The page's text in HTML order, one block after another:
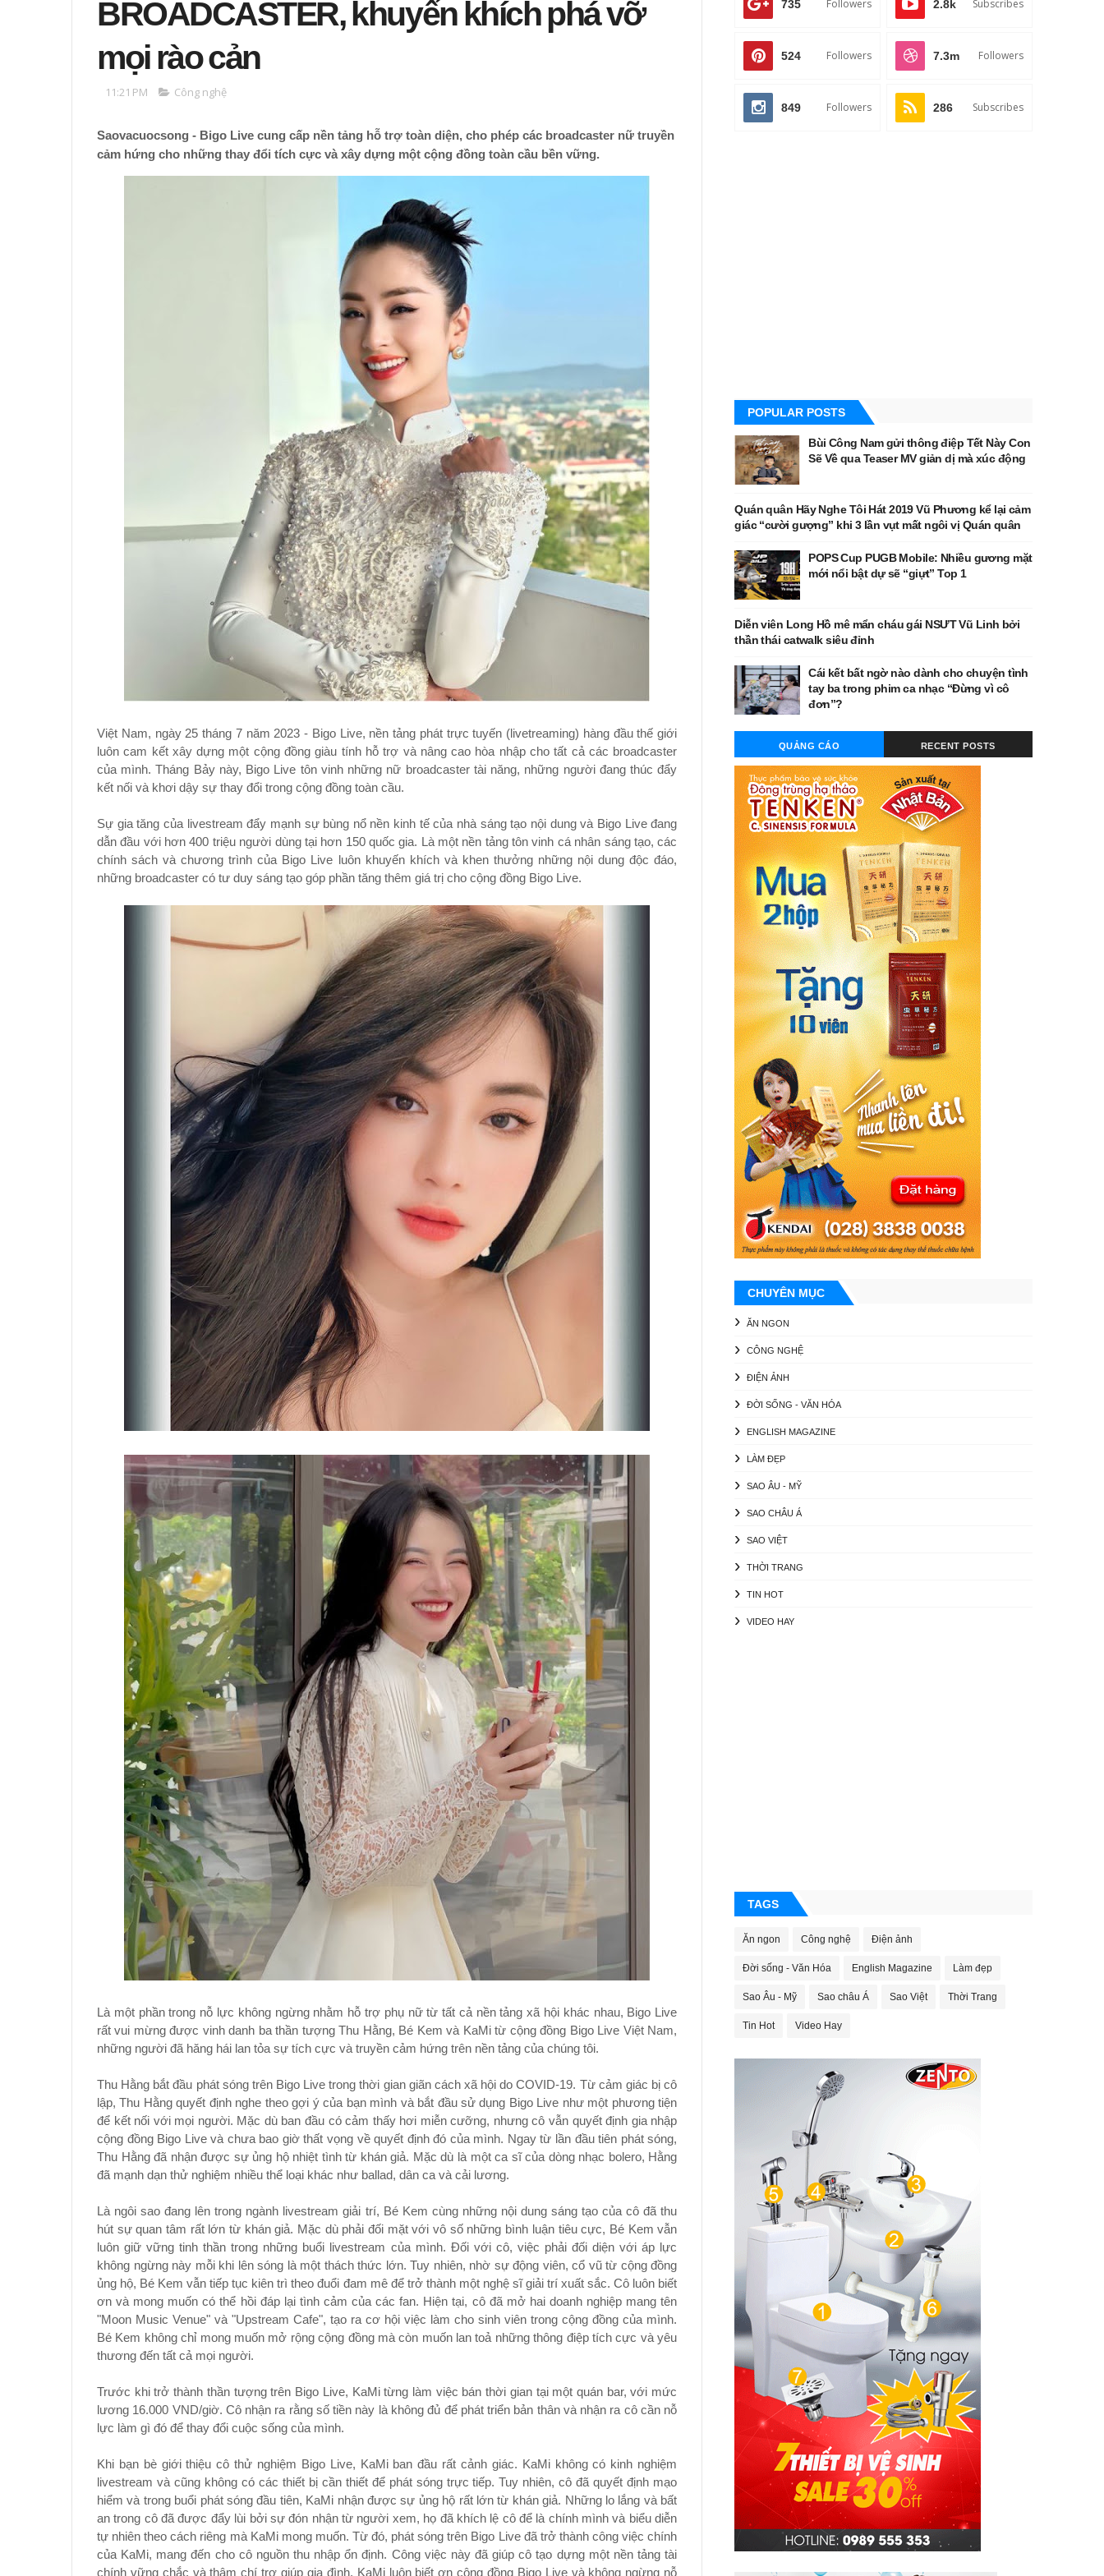
BROADCASTER, khuyến khích phá vỡ
mọi rào cản
11:21 PM Công nghệ
Saovacuocsong - Bigo Live cung cấp nền tảng hỗ trợ toàn diện, cho phép các broadcaster nữ truyền
cảm hứng cho những thay đổi tích cực và xây dựng một cộng đồng toàn cầu bền vững.
Việt Nam, ngày 25 tháng 7 năm 2023 - Bigo Live, nền tảng phát trực tuyến (livetreaming) hàng đầu thế giới
luôn cam kết xây dựng một cộng đồng giàu tính hỗ trợ và nâng cao hòa nhập cho tất cả các broadcaster
của mình. Tháng Bảy này, Bigo Live tôn vinh những nữ broadcaster tài năng, những người đang thúc đẩy
kết nối và khơi dậy sự thay đổi trong cộng đồng toàn cầu.
Sự gia tăng của livestream đẩy mạnh sự bùng nổ nền kinh tế của nhà sáng tạo nội dung và Bigo Live đang
dẫn đầu với hơn 400 triệu người dùng tại hơn 150 quốc gia. Là một nền tảng tôn vinh cá nhân sáng tạo, các
chính sách và chương trình của Bigo Live luôn khuyến khích và khen thưởng những nội dung độc đáo,
những broadcaster có tư duy sáng tạo góp phần tăng thêm giá trị cho cộng đồng Bigo Live.
Là một phần trong nỗ lực không ngừng nhằm hỗ trợ phụ nữ từ tất cả nền tảng xã hội khác nhau, Bigo Live
rất vui mừng được vinh danh ba thần tượng Thu Hằng, Bé Kem và KaMi từ cộng đồng Bigo Live Việt Nam,
những người đã hăng hái lan tỏa sự tích cực và truyền cảm hứng trên nền tảng của chúng tôi.
Thu Hằng bắt đầu phát sóng trên Bigo Live trong thời gian giãn cách xã hội do COVID-19. Từ cảm giác bị cô
lập, Thu Hằng quyết định nghe theo gợi ý của bạn mình và bắt đầu sử dụng Bigo Live như một phương tiện
để kết nối với mọi người. Mặc dù ban đầu có cảm thấy hơi miễn cưỡng, nhưng cô vẫn quyết định gia nhập
cộng đồng Bigo Live và chưa bao giờ thất vọng về quyết định đó của mình. Ngay từ lần đầu tiên phát sóng,
Thu Hằng đã nhận được sự ủng hộ nhiệt tình từ khán giả. Mặc dù là một ca sĩ của dòng nhạc bolero, Hằng
đã mạnh dạn thử nghiệm nhiều thể loại khác như ballad, dân ca và cải lương.
Là ngôi sao đang lên trong ngành livestream giải trí, Bé Kem cùng những nội dung sáng tạo của cô đã thu
hút sự quan tâm rất lớn từ khán giả. Mặc dù phải đối mặt với vô số những bình luận tiêu cực, Bé Kem vẫn
luôn giữ vững tinh thần trong những buổi livestream của mình. Đối với cô, việc phải đối diện với áp lực
không ngừng này mỗi khi lên sóng là một thách thức lớn. Tuy nhiên, nhờ sự động viên, cổ vũ từ cộng đồng
ủng hộ, Bé Kem vẫn tiếp tục kiên trì theo đuổi đam mê để trở thành một nghệ sĩ giải trí xuất sắc. Cô luôn biết
ơn và mong muốn có thể hồi đáp lại tình cảm của các fan. Hiện tại, cô đã mở hai doanh nghiệp mang tên
"Moon Music Venue" và "Upstream Cafe", tạo ra cơ hội việc làm cho sinh viên trong cộng đồng của mình.
Bé Kem không chỉ mong muốn mở rộng cộng đồng mà còn muốn lan toả những thông điệp tích cực và yêu
thương đến tất cả mọi người.
Trước khi trở thành thần tượng trên Bigo Live, KaMi từng làm việc bán thời gian tại một quán bar, với mức
lương 16.000 VND/giờ. Cô nhận ra rằng số tiền này là không đủ để phát triển bản thân và nhận ra cô cần nỗ
lực làm gì đó để thay đổi cuộc sống của mình.
Khi bạn bè giới thiệu cô thử nghiệm Bigo Live, KaMi ban đầu rất cảnh giác. KaMi không có kinh nghiệm
livestream và cũng không có các thiết bị cần thiết để phát sóng trực tiếp. Tuy nhiên, cô đã quyết định mạo
hiểm và trong buổi phát sóng đầu tiên, KaMi nhận được sự ủng hộ rất lớn từ khán giả. Những lo lắng và bất
an trong cô đã được đẩy lùi bởi sự đón nhận từ người xem, họ đã khích lệ cô để là chính mình và biểu diễn
tự nhiên theo cách riêng mà KaMi mong muốn. Từ đó, phát sóng trên Bigo Live đã trở thành công việc chính
của KaMi, mang đến cho cô nguồn thu nhập ổn định. Công việc này đã giúp cô tạo dựng một nền tảng tài
chính vững chắc và thậm chí trợ giúp gia đình. KaMi luôn biết ơn cộng đồng Bigo Live và không ngừng nỗ
735 Followers 2.8k Subscribes
524 Followers 7.3m Followers
849 Followers 286 Subscribes
POPULAR POSTS
Bùi Công Nam gửi thông điệp Tết Này Con
Sẽ Về qua Teaser MV giản dị mà xúc động
Quán quân Hãy Nghe Tôi Hát 2019 Vũ Phương kể lại cảm
giác “cười gượng” khi 3 lần vụt mất ngôi vị Quán quân
POPS Cup PUGB Mobile: Nhiều gương mặt
mới nổi bật dự sẽ “giựt” Top 1
Diễn viên Long Hồ mê mẩn cháu gái NSƯT Vũ Linh bởi
thần thái catwalk siêu đỉnh
Cái kết bất ngờ nào dành cho chuyện tình
tay ba trong phim ca nhạc “Đừng vì cô
đơn”?
QUẢNG CÁO RECENT POSTS
CHUYÊN MỤC
ĂN NGON
CÔNG NGHỆ
ĐIỆN ẢNH
ĐỜI SỐNG - VĂN HÓA
ENGLISH MAGAZINE
LÀM ĐẸP
SAO ÂU - MỸ
SAO CHÂU Á
SAO VIỆT
THỜI TRANG
TIN HOT
VIDEO HAY
TAGS
Ăn ngon Công nghệ Điện ảnh
Đời sống - Văn Hóa English Magazine Làm đẹp
Sao Âu - Mỹ Sao châu Á Sao Việt Thời Trang
Tin Hot Video Hay